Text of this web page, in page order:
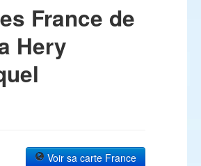
France de
Hery
Voir sa carte France